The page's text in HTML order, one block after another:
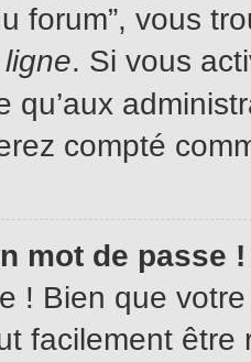
forum”, vous
. Si vous
qu’aux
compté
mot de passe !
! Bien que
facilement